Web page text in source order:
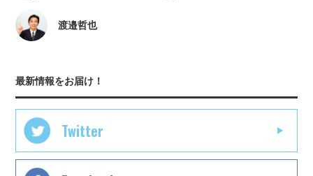
渡邉哲也
最新情報をお届け！
Twitter